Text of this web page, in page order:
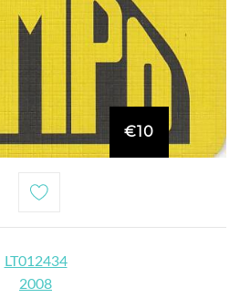
€10
LT012434
2008